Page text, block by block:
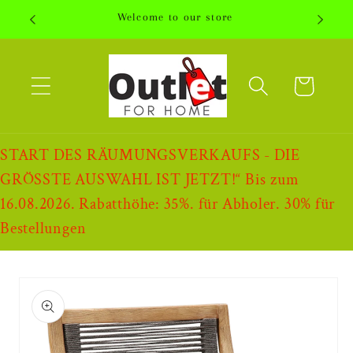
zum
Inhalt
Welcome to our store
Warenkorb
START DES RÄUMUNGSVERKAUFS - DIE
GRÖSSTE AUSWAHL IST JETZT!“ Bis zum
16.08.2026. Rabatthöhe: 35%. für Abholer. 30% für
Bestellungen